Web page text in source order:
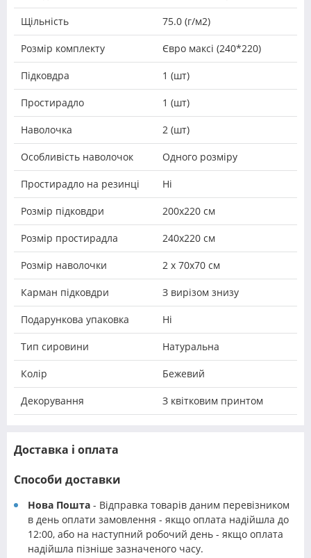
Щільність 75.0 (г/м2)
Розмір комплекту Євро максі (240*220)
Підковдра 1 (шт)
Простирадло 1 (шт)
Наволочка 2 (шт)
Особливість наволочок Одного розміру
Простирадло на резинці Ні
Розмір підковдри 200х220 см
Розмір простирадла 240х220 см
Розмір наволочки 2 х 70х70 см
Карман підковдри З вирізом знизу
Подарункова упаковка Ні
Тип сировини Натуральна
Колір Бежевий
Декорування З квітковим принтом
Доставка і оплата
Способи доставки
Нова Пошта - Відправка товарів даним перевізником
в день оплати замовлення - якщо оплата надійшла до
12:00, або на наступний робочий день - якщо оплата
надійшла пізніше зазначеного часу.